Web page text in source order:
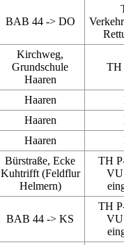
BAB 44 -> DO
Kirchweg,
Grundschule
Haaren
TH
Haaren
Haaren
Haaren
Bürstraße, Ecke
Kuhtrifft (Feldflur
Helmern)
TH
VU
BAB 44 -> KS
TH
VU